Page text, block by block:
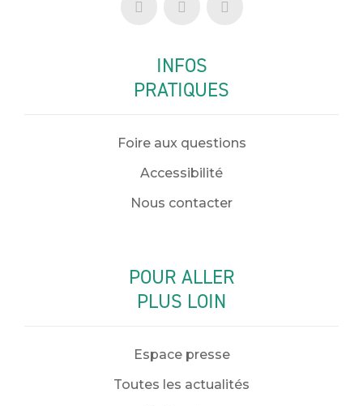
INFOS
PRATIQUES
Foire aux questions
Accessibilité
Nous contacter
POUR ALLER
PLUS LOIN
Espace presse
Toutes les actualités